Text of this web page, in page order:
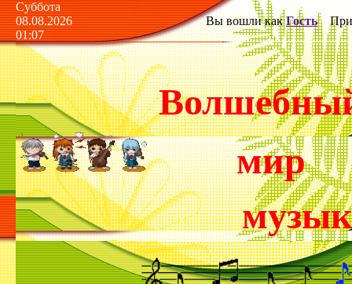
Суббота
08.08.2026
01:07
Вы вошли как Гость
мир